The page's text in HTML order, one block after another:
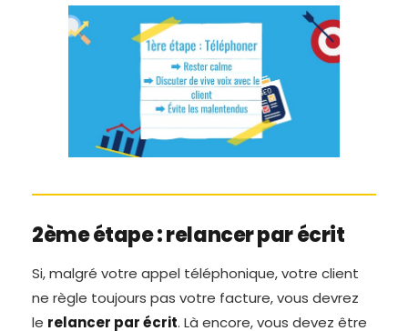
2ème étape : relancer par écrit
Si, malgré votre appel téléphonique, votre client
ne règle toujours pas votre facture, vous devrez
le relancer par écrit. Là encore, vous devez être